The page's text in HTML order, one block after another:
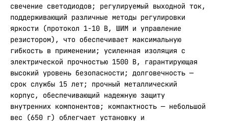
свечение светодиодов; регулируемый выходной ток,
поддерживающий различные методы регулировки
яркости (протокол 1-10 В, ШИМ и управление
резистором), что обеспечивает максимальную
гибкость в применении; усиленная изоляция с
электрической прочностью 1500 В, гарантирующая
высокий уровень безопасности; долговечность —
срок службы 15 лет; прочный металлический
корпус, обеспечивающий надежную защиту
внутренних компонентов; компактность — небольшой
вес (650 г) облегчает установку и